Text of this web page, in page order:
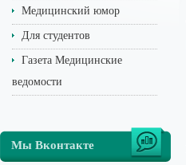
Медицинский юмор
Для студентов
Газета Медицинские
ведомости
Мы Вконтакте